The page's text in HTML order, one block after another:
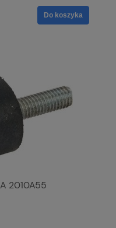
Do koszyka
2010A55